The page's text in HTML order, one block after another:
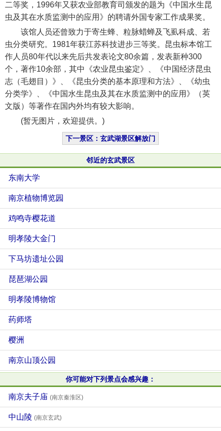
二等奖，1996年又获农业部教育司颁发的题为《中国水生昆
虫及其在水质监测中的应用》的聘请外国专家工作成果奖。
该馆人员还曾致力于寄生蜂、粒脉蜡蝉及飞虱科成、若
虫分类研究。1981年获江苏科技进步三等奖。昆虫标本馆工
作人员80年代以来先后共发表论文80余篇，发表新种300
个，著作10余部，其中《农业昆虫鉴定》、《中国经济昆虫
志（毛翅目）》、《昆虫分类的基本原理和方法》、《幼虫
分类学》、《中国水生昆虫及其在水质监测中的应用》（英
文版）等著作在国内外均有较大影响。
(暂无图片，欢迎提供。)
下一景区：玄武湖景区解放门
邻近的玄武景区
东南大学
南京植物博览园
鸡鸣寺樱花道
明孝陵大金门
下马坊遗址公园
琵琶湖公园
明孝陵博物馆
药师塔
樱洲
南京山顶公园
你可能对下列景点会感兴趣：
南京夫子庙 (南京秦淮区)
中山陵 (南京玄武)